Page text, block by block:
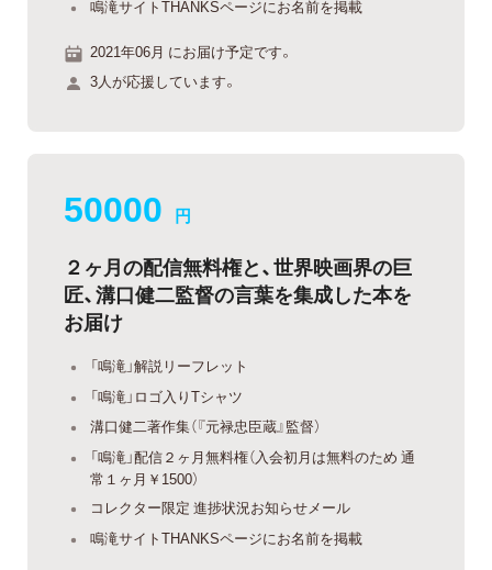
鳴滝サイトTHANKSページにお名前を掲載
2021年06月 にお届け予定です。
3人が応援しています。
50000 円
２ヶ月の配信無料権と、世界映画界の巨
匠、溝口健二監督の言葉を集成した本を
お届け
「鳴滝」解説リーフレット
「鳴滝」ロゴ入りTシャツ
溝口健二著作集（『元禄忠臣蔵』監督）
「鳴滝」配信２ヶ月無料権（入会初月は無料のため 通
常１ヶ月￥1500）
コレクター限定 進捗状況お知らせメール
鳴滝サイトTHANKSページにお名前を掲載